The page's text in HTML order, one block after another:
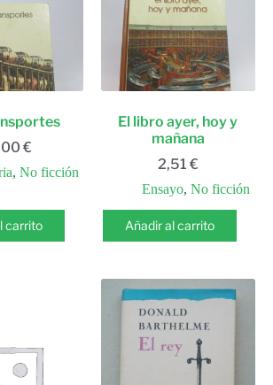
€
,No ficción
carrito
El libro ayer, hoy y
mañana
2,51 €
Ensayo, No ficción
Añadir al carrito